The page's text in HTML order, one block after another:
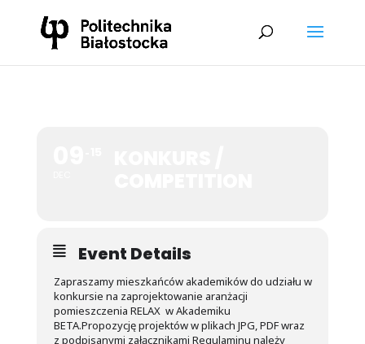
Event Details
Zapraszamy mieszkańców akademików do udziału w
konkursie na zaprojektowanie aranżacji
pomieszczenia RELAX w Akademiku
BETA.Propozycję projektów w plikach JPG, PDF wraz
z podpisanymi załącznikami Regulaminu należy